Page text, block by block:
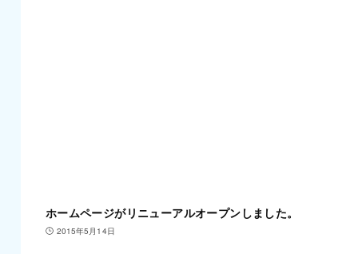
ホームページがリニューアルオープンしました。
2015年5月14日